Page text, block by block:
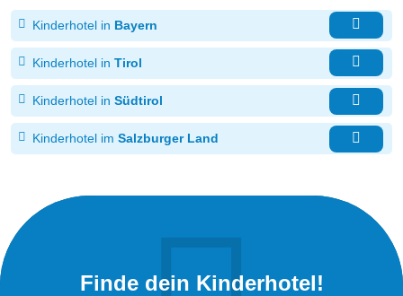
Kinderhotel in Bayern
Kinderhotel in Tirol
Kinderhotel in Südtirol
Kinderhotel im Salzburger Land
Finde dein Kinderhotel!